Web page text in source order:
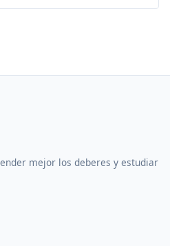
mejor los deberes y estudiar